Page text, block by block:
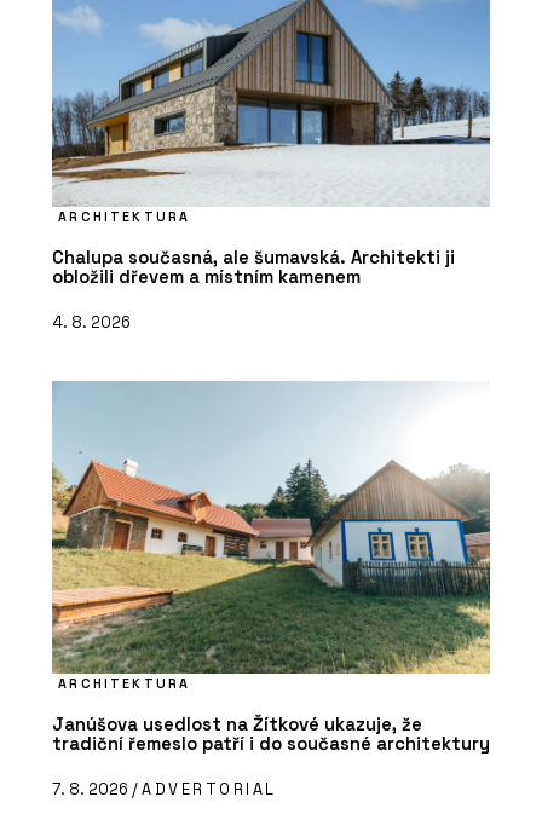
ARCHITEKTURA
Chalupa současná, ale šumavská. Architekti ji
obložili dřevem a místním kamenem
4. 8. 2026
ARCHITEKTURA
Janúšova usedlost na Žítkové ukazuje, že
tradiční řemeslo patří i do současné architektury
7. 8. 2026 /ADVERTORIAL